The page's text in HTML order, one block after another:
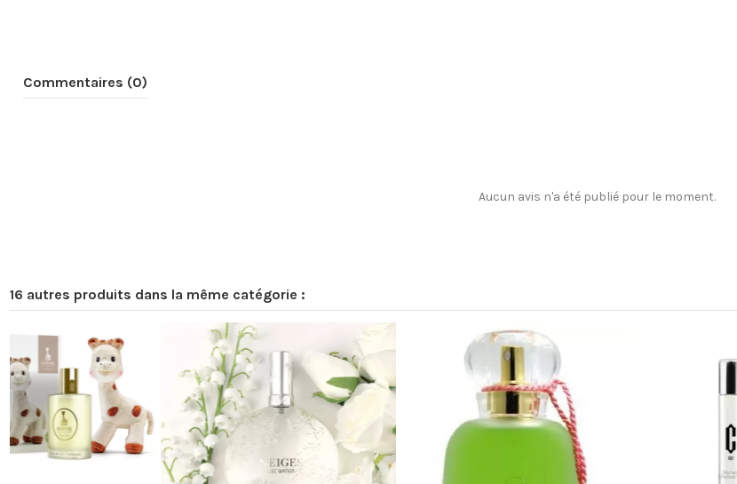
Commentaires (0)
Aucun avis n'a été publié pour le moment.
16 autres produits dans la même catégorie :